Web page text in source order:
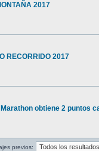
2017
RECORRIDO 2017
obtiene 2 puntos
previos: